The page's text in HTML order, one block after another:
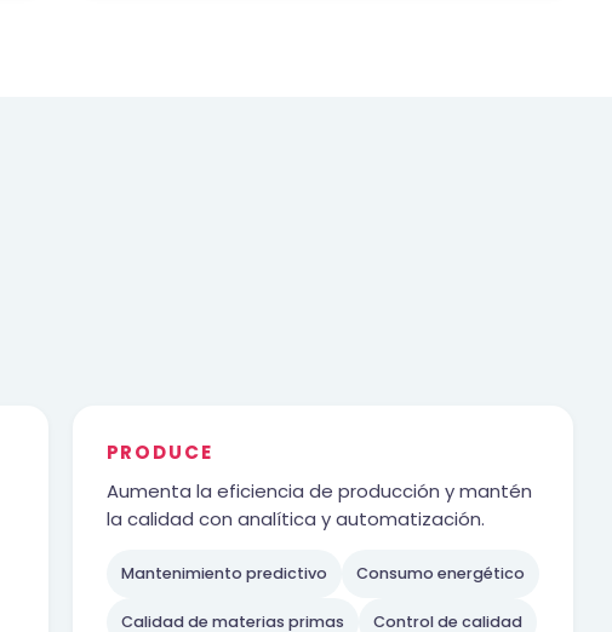
PRODUCE
Aumenta la eficiencia de producción y mantén
la calidad con analítica y automatización.
Mantenimiento predictivo Consumo energético
Calidad de materias primas Control de calidad